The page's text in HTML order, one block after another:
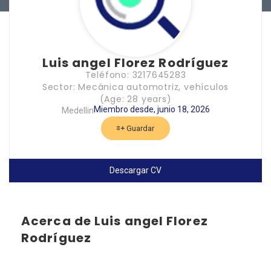
Luis angel Florez Rodríguez
Teléfono: 3217645283
Sector: Mecánica automotriz, vehículos
(Age: 28 years)
MedellinMiembro desde, junio 18, 2026
Guardar
Descargar CV
Acerca de Luis angel Florez
Rodríguez